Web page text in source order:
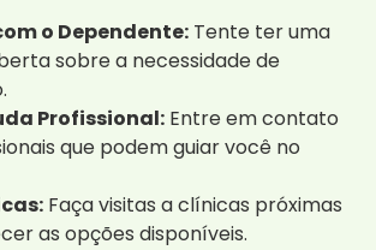
o Dependente: Tente ter uma
sobre a necessidade de
Profissional: Entre em contato
que podem guiar você no
Faça visitas a clínicas próximas
as opções disponíveis.